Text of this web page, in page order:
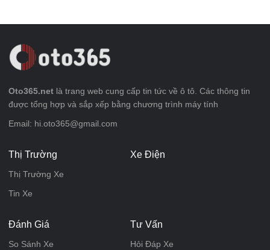
Oto365.net là trang web cung cấp tin tức về ô tô. Các thông tin
được tổng hợp và sắp xếp bằng chương trình máy tính
Email: hi.oto365@gmail.com
Thị Trường
Thị Trường Xe
Tin Xe
Xe Điện
Đánh Giá
So Sánh Xe
Tư Vấn
Hỏi Đáp Xe